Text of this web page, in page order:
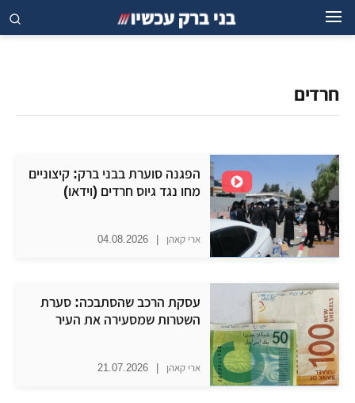
חרדים
הפגנה סוערת בבני ברק: קיצוניים
מחו נגד גיוס חרדים (וידאו)
ארי קאהן |
04.08.2026
עסקת הרכב שהסתבכה: סערת
השטרות שמסעירה את העיר
ארי קאהן |
21.07.2026